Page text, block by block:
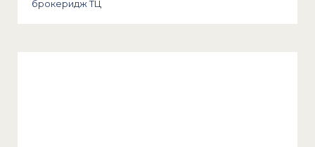
брокеридж ТЦ